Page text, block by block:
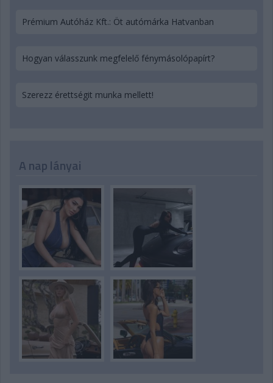
Prémium Autóház Kft.: Öt autómárka Hatvanban
Hogyan válasszunk megfelelő fénymásolópapírt?
Szerezz érettségit munka mellett!
A nap lányai